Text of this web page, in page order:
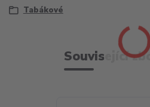
Tabákové
Související